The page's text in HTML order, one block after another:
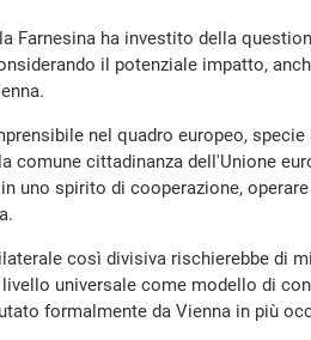
Farnesina ha investito della
il potenziale impatto,
nel quadro europeo, specie
comune cittadinanza dell'Unione
uno spirito di cooperazione,
così divisiva rischierebbe di
universale come modello di
formalmente da Vienna in più